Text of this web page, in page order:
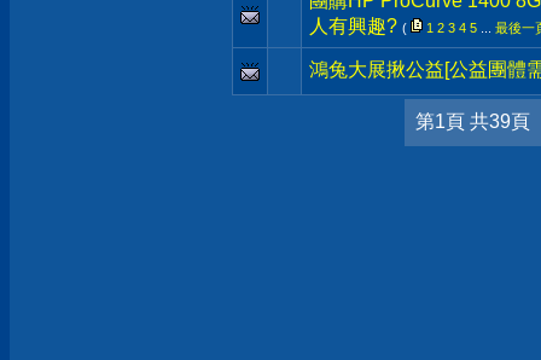
人有興趣? ( 1 2 3 4 5 最後一
鴻兔大展揪公益[公益團體
第1頁 共39頁